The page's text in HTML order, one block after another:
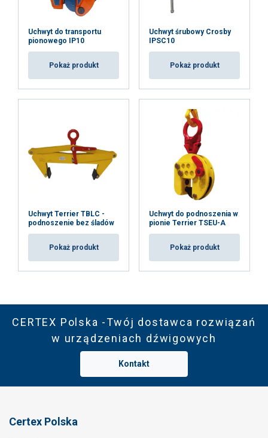
Uchwyt do transportu
pionowego IP10
Pokaż produkt
Uchwyt śrubowy Crosby
IPSC10
Pokaż produkt
Uchwyt Terrier TBLC -
podnoszenie bez śladów
Pokaż produkt
Uchwyt do podnoszenia w
pionie Terrier TSEU-A
Pokaż produkt
CERTEX Polska -Twój dostawca rozwiązań
w urządzeniach dźwigowych
Kontakt
Certex Polska